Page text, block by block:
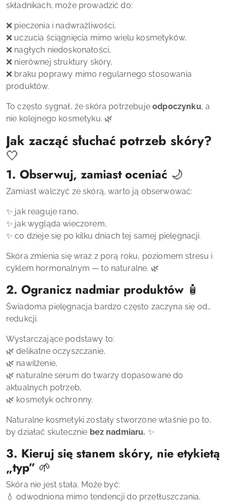
składnikach, może prowadzić do:
❌ pieczenia i nadwrażliwości,
❌ uczucia ściągnięcia mimo wielu kosmetyków,
❌ nagłych niedoskonałości,
❌ nierównej struktury skóry,
❌ braku poprawy mimo regularnego stosowania
produktów.
To często sygnał, że skóra potrzebujeodpoczynku, a
nie kolejnego kosmetyku. 🌿
Jak zacząć słuchać potrzeb skóry?
🤍
1. Obserwuj, zamiast oceniać 🌙
Zamiast walczyć ze skórą, warto ją obserwować:
✨ jak reaguje rano,
✨ jak wygląda wieczorem,
✨ co dzieje się po kilku dniach tej samej pielęgnacji.
Skóra zmienia się wraz z porą roku, poziomem stresu i
cyklem hormonalnym — to naturalne. 🌿
2. Ogranicz nadmiar produktów 🧴
Świadoma pielęgnacja bardzo często zaczyna się od…
redukcji.
Wystarczające podstawy to:
🌿 delikatne oczyszczanie,
🌿 nawilżenie,
🌿 naturalne serum do twarzy dopasowane do
aktualnych potrzeb,
🌿 kosmetyk ochronny.
Naturalne kosmetyki zostały stworzone właśnie po to,
by działać skutecznie bez nadmiaru. ✨
3. Kieruj się stanem skóry, nie etykietą
„typ” 🌱
Skóra nie jest stała. Może być:
💧 odwodniona mimo tendencji do przetłuszczania,